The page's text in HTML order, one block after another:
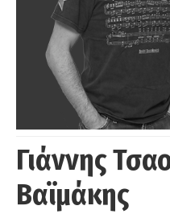
Γιάννης
Βαϊμάκης